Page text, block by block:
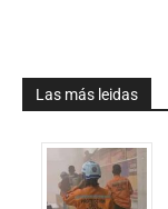
Las más leidas